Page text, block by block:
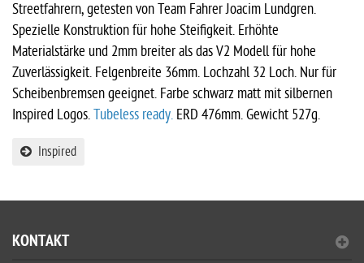
Streetfahrern, getesten von Team Fahrer Joacim Lundgren.
Spezielle Konstruktion für hohe Steifigkeit. Erhöhte
Materialstärke und 2mm breiter als das V2 Modell für hohe
Zuverlässigkeit. Felgenbreite 36mm. Lochzahl 32 Loch. Nur für
Scheibenbremsen geeignet. Farbe schwarz matt mit silbernen
Inspired Logos.Tubeless ready. ERD 476mm. Gewicht 527g.
Inspired
KONTAKT